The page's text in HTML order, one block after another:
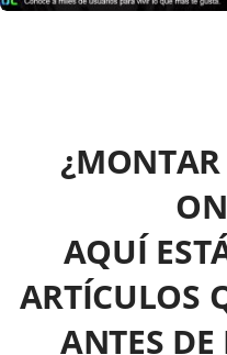
AQUÍ
ARTÍCULOS
ANTES